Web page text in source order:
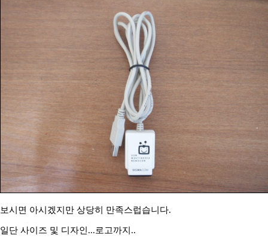
보시면 아시겠지만 상당히 만족스럽습니다.
일단 사이즈 및 디자인...로고까지..